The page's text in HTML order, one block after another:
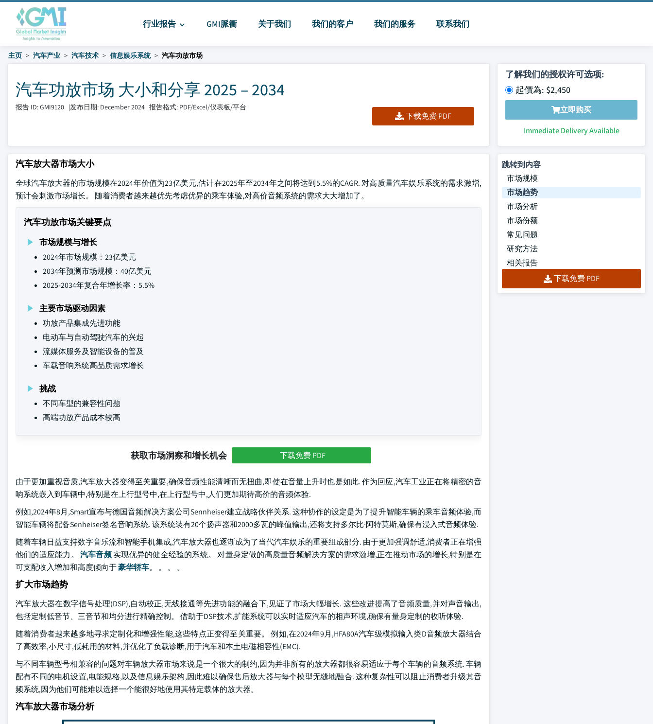
行业报告 GMI脈衝 关于我们 我们的客户 我们的服务 联系我们
主页 汽车产业 汽车技术 信息娱乐系统 汽车功放市场
汽车功放市场 大小和分享 2025 – 2034
报告 ID: GMI9120 |发布日期: December 2024 | 报告格式: PDF/Excel/仪表板/平台
下载免费 PDF
了解我们的授权许可选项:
起價為: $2,450
立即购买
Immediate Delivery Available
汽车放大器市场大小
全球汽车放大器的市场规模在2024年价值为23亿美元,估计在2025年至2034年之间将达到5.5%的CAGR. 对高质量汽车娱乐系统的需求激增,
预计会刺激市场增长。 随着消费者越来越优先考虑优异的乘车体验,对高价音频系统的需求大大增加了。
汽车功放市场关键要点
市场规模与增长
2024年市场规模：23亿美元
2034年预测市场规模：40亿美元
2025-2034年复合年增长率：5.5%
主要市场驱动因素
功放产品集成先进功能
电动车与自动驾驶汽车的兴起
流媒体服务及智能设备的普及
车载音响系统高品质需求增长
挑战
不同车型的兼容性问题
高端功放产品成本较高
获取市场洞察和增长机会 下载免费 PDF
由于更加重视音质,汽车放大器变得至关重要,确保音频性能清晰而无扭曲,即使在音量上升时也是如此. 作为回应,汽车工业正在将精密的音
响系统嵌入到车辆中,特别是在上行型号中,在上行型号中,人们更加期待高价的音频体验.
例如,2024年8月,Smart宣布与德国音频解决方案公司Sennheiser建立战略伙伴关系. 这种协作的设定是为了提升智能车辆的乘车音频体验,而
智能车辆将配备Senheiser签名音响系统. 该系统装有20个扬声器和2000多瓦的峰值输出,还将支持多尔比·阿特莫斯,确保有浸入式音频体验.
随着车辆日益支持数字音乐流和智能手机集成,汽车放大器也逐渐成为了当代汽车娱乐的重要组成部分. 由于更加强调舒适,消费者正在增强
他们的适应能力。汽车音频实现优异的健全经验的系统。 对量身定做的高质量音频解决方案的需求激增,正在推动市场的增长,特别是在
可支配收入增加和高度倾向于豪华轿车。 。 。 。
扩大市场趋势
汽车放大器在数字信号处理(DSP),自动校正,无线接通等先进功能的融合下,见证了市场大幅增长. 这些改进提高了音频质量,并对声音输出,
包括定制低音节、三音节和均分进行精确控制。 借助于DSP技术,扩能系统可以实时适应汽车的相声环境,确保有量身定制的收听体验.
随着消费者越来越多地寻求定制化和增强性能,这些特点正变得至关重要。 例如,在2024年9月,HFA80A汽车级模拟输入类D音频放大器结合
了高效率,小尺寸,低耗用的材料,并优化了负载诊断,用于汽车和本土电磁相容性(EMC).
与不同车辆型号相兼容的问题对车辆放大器市场来说是一个很大的制约,因为并非所有的放大器都很容易适应于每个车辆的音频系统. 车辆
配有不同的电机设置,电能规格,以及信息娱乐架构,因此难以确保售后放大器与每个模型无缝地融合. 这种复杂性可以阻止消费者升级其音
频系统,因为他们可能难以选择一个能很好地使用其特定载体的放大器。
汽车放大器市场分析
跳转到内容
市场规模
市场趋势
市场分析
市场份额
常见问题
研究方法
相关报告
下载免费 PDF